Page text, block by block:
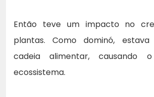
Então teve um impacto no
plantas. Como dominó,
cadeia alimentar, causando
ecossistema.